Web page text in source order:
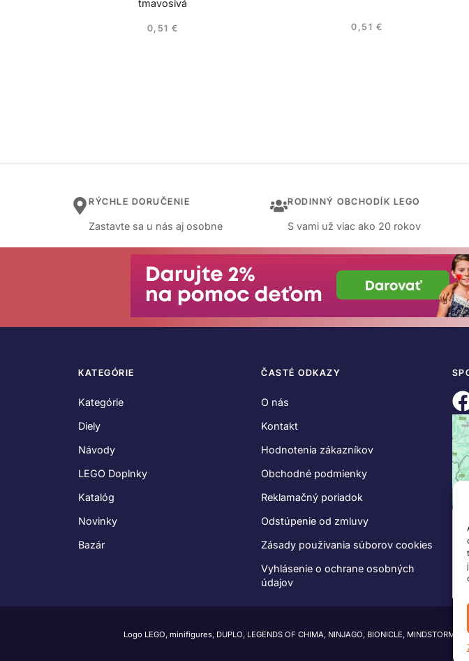
tmavosivá
0,51€ 0,51 €
RÝCHLE DORUČENIE
Zastavte sa u nás aj osobne
RODINNÝ OBCHODÍK LEGO
S vami už viac ako 20 rokov
KATEGÓRIE
Kategórie
Diely
Návody
LEGO Doplnky
Katalóg
Novinky
Bazár
ČASTÉ ODKAZY
O nás
Kontakt
Hodnotenia zákazníkov
Obchodné podmienky
Reklamačný poriadok
Odstúpenie od zmluvy
Zásady používania súborov cookies
Vyhlásenie o ochrane osobných
údajov
Logo LEGO, minifigures, DUPLO, LEGENDS OF CHIMA, NINJAGO, BIONICLE,